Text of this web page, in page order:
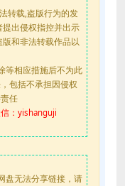
转载,盗版行为的发
出侵权指控并出示
和非法转载作品以
等相应措施后不为此
包括不承担因侵权
任
：yishanguji
盘无法分享链接，请